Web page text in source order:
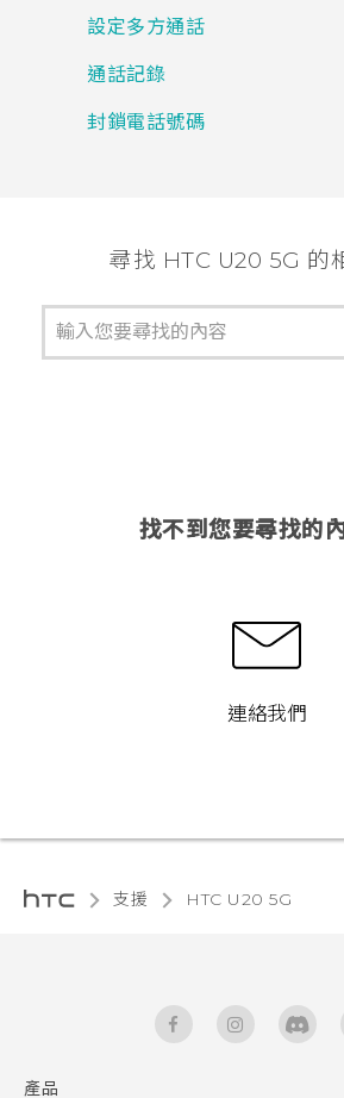
設定多方通話
通話記錄
封鎖電話號碼
尋找 ‎HTC U20 5G 的
找不到您要尋找的
連絡我們
支援 ‎HTC U20 5G‎
產品